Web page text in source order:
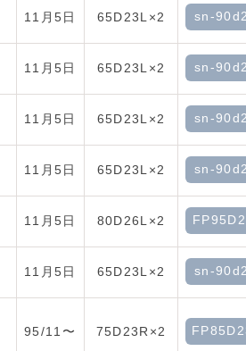
11月5日 65D23L×2 sn-
11月5日 65D23L×2 sn-
11月5日 65D23L×2 sn-
11月5日 65D23L×2 sn-
11月5日 80D26L×2
11月5日 65D23L×2 sn-
95/11〜 75D23R×2